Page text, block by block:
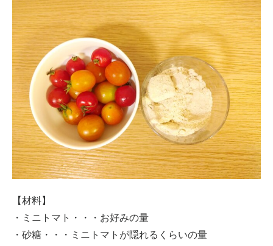
【材料】
・ミニトマト・・・お好みの量
・砂糖・・・ミニトマトが隠れるくらいの量